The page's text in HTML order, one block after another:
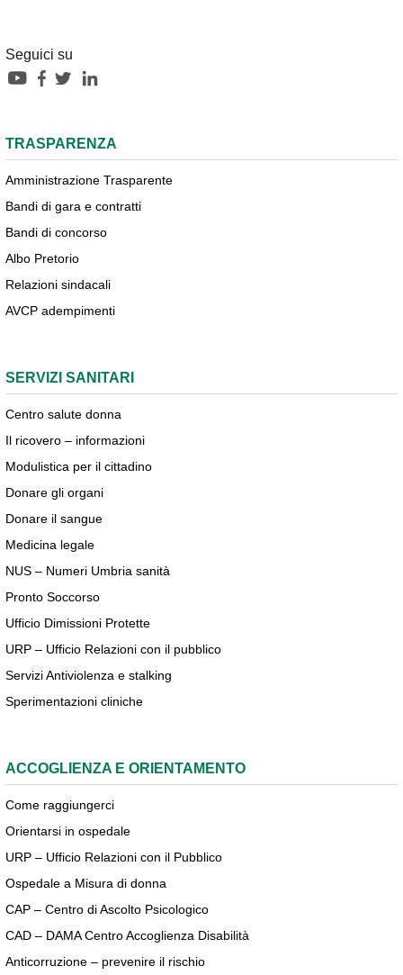
Seguici su
TRASPARENZA
Amministrazione Trasparente
Bandi di gara e contratti
Bandi di concorso
Albo Pretorio
Relazioni sindacali
AVCP adempimenti
SERVIZI SANITARI
Centro salute donna
Il ricovero – informazioni
Modulistica per il cittadino
Donare gli organi
Donare il sangue
Medicina legale
NUS – Numeri Umbria sanità
Pronto Soccorso
Ufficio Dimissioni Protette
URP – Ufficio Relazioni con il pubblico
Servizi Antiviolenza e stalking
Sperimentazioni cliniche
ACCOGLIENZA E ORIENTAMENTO
Come raggiungerci
Orientarsi in ospedale
URP – Ufficio Relazioni con il Pubblico
Ospedale a Misura di donna
CAP – Centro di Ascolto Psicologico
CAD – DAMA Centro Accoglienza Disabilità
Anticorruzione – prevenire il rischio